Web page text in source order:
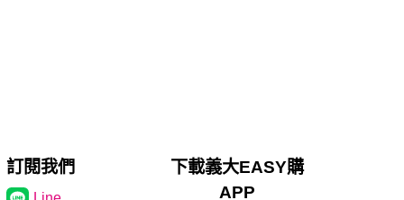
訂閱我們
下載義大EASY購
APP